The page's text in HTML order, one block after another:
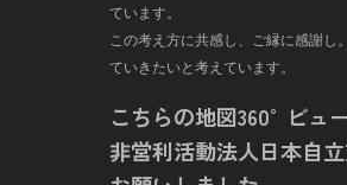
ています。
この考え方に共感し、ご縁に感謝し
ていきたいと考えています。
こちらの地図360°ビュ
非営利活動法人日本自